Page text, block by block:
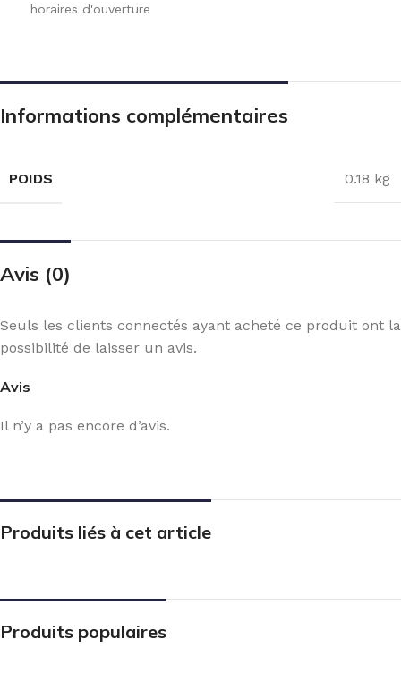
horaires d'ouverture
Informations complémentaires
POIDS 0.18 kg
Avis (0)
Avis
Il n’y a pas encore d’avis.
Seuls les clients connectés ayant acheté ce produit ont la
possibilité de laisser un avis.
Produits liés à cet article
Produits populaires